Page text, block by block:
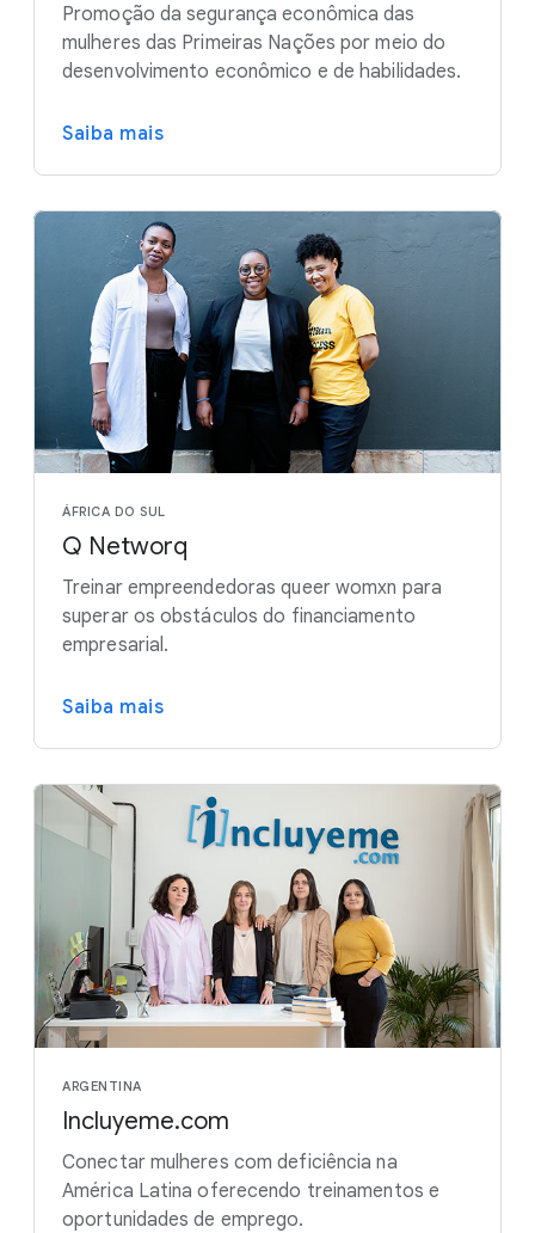
Promoção da segurança econômica das
mulheres das Primeiras Nações por meio do
desenvolvimento econômico e de habilidades.
Saiba mais
ÁFRICA DO SUL
Q Networq
Treinar empreendedoras queer womxn para
superar os obstáculos do financiamento
empresarial.
Saiba mais
ARGENTINA
Incluyeme.com
Conectar mulheres com deficiência na
América Latina oferecendo treinamentos e
oportunidades de emprego.